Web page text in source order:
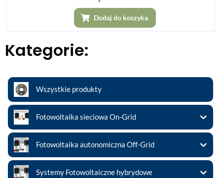
Kategorie:
Wszystkie produkty
Fotowoltaika sieciowa On-Grid
Fotowoltaika autonomiczna Off-Grid
Systemy Fotowoltaiczne hybrydowe
Dodaj do koszyka